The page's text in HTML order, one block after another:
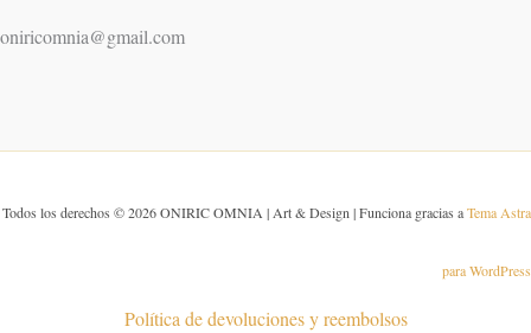
oniricomnia@gmail.com
Todos los derechos © 2026 ONIRIC OMNIA | Art & Design | Funciona gracias aTema Astra
para WordPress
Política de devoluciones y reembolsos